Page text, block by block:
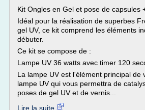
Kit Ongles en Gel et pose de capsules
Idéal pour la réalisation de superbes
gel UV, ce kit comprend les éléments
débuter.
Ce kit se compose de :
Lampe UV 36 watts avec timer 120
La lampe UV est l'élément principal de
lampe UV qui vous permettra de
poses de gel UV et de vernis...
Lire la suite